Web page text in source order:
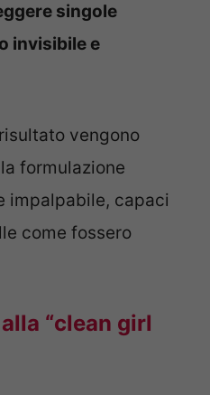
singole
invisibile e
vengono
formulazione
impalpabile, capaci
come fossero
“clean girl